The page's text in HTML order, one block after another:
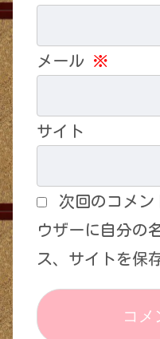
メール ※
サイト
次回のコメン
ウザーに自分の
ス、サイトを保